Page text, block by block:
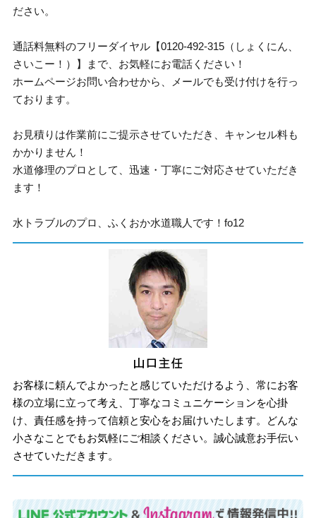
ださい。
通話料無料のフリーダイヤル【0120-492-315（しょくにん、
さいこー！）】まで、お気軽にお電話ください！
ホームページお問い合わせから、メールでも受け付けを行っ
ております。
お見積りは作業前にご提示させていただき、キャンセル料も
かかりません！
水道修理のプロとして、迅速・丁寧にご対応させていただき
ます！
水トラブルのプロ、ふくおか水道職人です！fo12
お客様に頼んでよかったと感じていただけるよう、常にお客
様の立場に立って考え、丁寧なコミュニケーションを心掛
け、責任感を持って信頼と安心をお届けいたします。どんな
小さなことでもお気軽にご相談ください。誠心誠意お手伝い
させていただきます。